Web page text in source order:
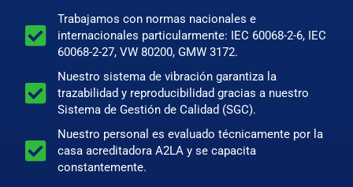
Trabajamos con normas nacionales e
internacionales particularmente: IEC 60068-2-6, IEC
60068-2-27, VW 80200, GMW 3172.
Nuestro sistema de vibración garantiza la
trazabilidad y reproducibilidad gracias a nuestro
Sistema de Gestión de Calidad (SGC).
Nuestro personal es evaluado técnicamente por la
casa acreditadora A2LA y se capacita
constantemente.